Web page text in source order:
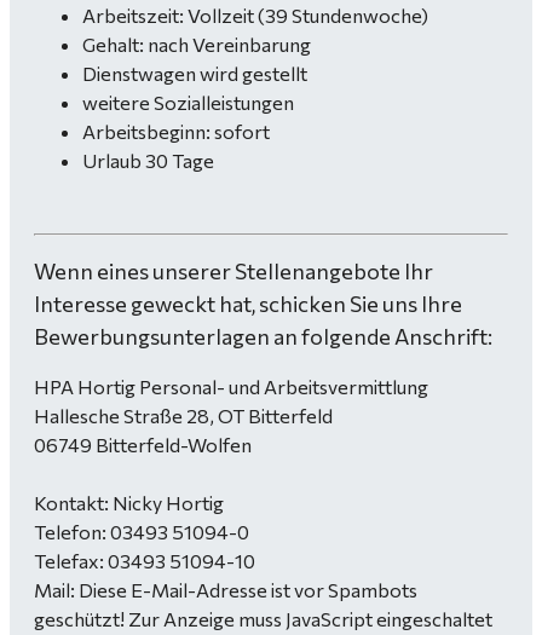
Arbeitszeit: Vollzeit (39 Stundenwoche)
Gehalt: nach Vereinbarung
Dienstwagen wird gestellt
weitere Sozialleistungen
Arbeitsbeginn: sofort
Urlaub 30 Tage
Wenn eines unserer Stellenangebote Ihr
Interesse geweckt hat, schicken Sie uns Ihre
Bewerbungsunterlagen an folgende Anschrift:
HPA Hortig Personal- und Arbeitsvermittlung
Hallesche Straße 28, OT Bitterfeld
06749 Bitterfeld-Wolfen
Kontakt: Nicky Hortig
Telefon: 03493 51094-0
Telefax: 03493 51094-10
Mail: Diese E-Mail-Adresse ist vor Spambots
geschützt! Zur Anzeige muss JavaScript eingeschaltet